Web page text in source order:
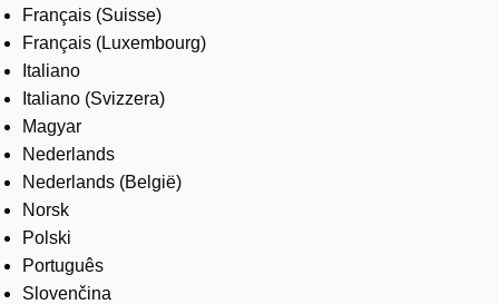
Français (Suisse)
Français (Luxembourg)
Italiano
Italiano (Svizzera)
Magyar
Nederlands
Nederlands (België)
Norsk
Polski
Português
Slovenčina